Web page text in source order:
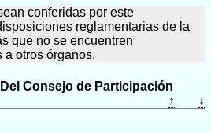
conferidas por este
reglamentarias de la
que no se encuentren
a otros órganos.
Consejo de Participación
↑ ↓